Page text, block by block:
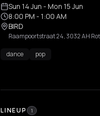
Sun 14 Jun - Mon 15 Jun
8:00 PM - 1:00 AM
BIRD
Raampoortstraat 24, 3032 AH
dance pop
LINEUP 1